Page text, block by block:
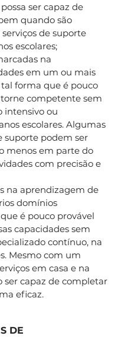
ser capaz de
quando são
de suporte
escolares;
na
em um ou mais
forma que é pouco
competente sem
intensivo ou
escolares. Algumas
suporte podem ser
menos em parte do
com precisão e
na aprendizagem de
domínios
é pouco provável
capacidades sem
contínuo, na
Mesmo com um
em casa e na
ser capaz de completar
eficaz.
DE